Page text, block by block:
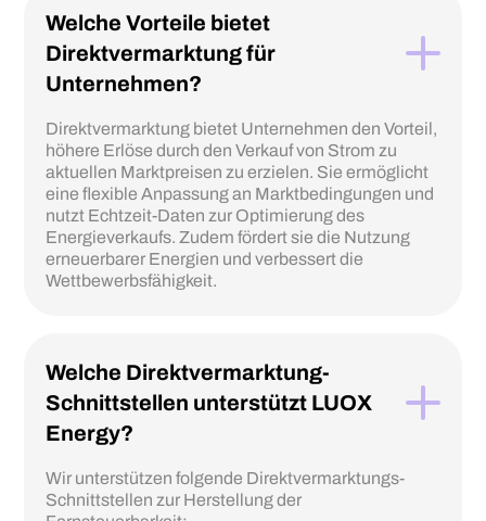
Welche Vorteile bietet
Direktvermarktung für
Unternehmen?
Direktvermarktung bietet Unternehmen den Vorteil,
höhere Erlöse durch den Verkauf von Strom zu
aktuellen Marktpreisen zu erzielen. Sie ermöglicht
eine flexible Anpassung an Marktbedingungen und
nutzt Echtzeit-Daten zur Optimierung des
Energieverkaufs. Zudem fördert sie die Nutzung
erneuerbarer Energien und verbessert die
Wettbewerbsfähigkeit.
Welche Direktvermarktung-
Schnittstellen unterstützt LUOX
Energy?
Wir unterstützen folgende Direktvermarktungs-
Schnittstellen zur Herstellung der